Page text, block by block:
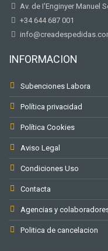
Av. de I'Enginyer Manuel
+34 644 687 001
INFORMACION
Subenciones Labora
Política privacidad
Política Cookies
Aviso Legal
Condiciones Uso
Contacta
Agencias y
Politica de cancelacion